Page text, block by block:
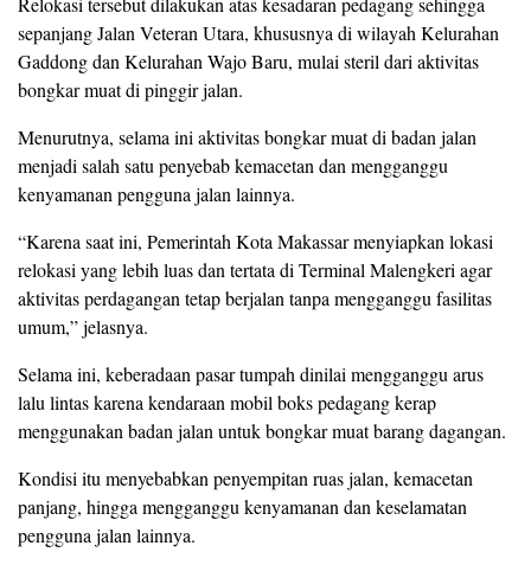
sepanjang Jalan Veteran Utara, khususnya di wilayah Kelurahan
Gaddong dan Kelurahan Wajo Baru, mulai steril dari aktivitas
bongkar muat di pinggir jalan.
Menurutnya, selama ini aktivitas bongkar muat di badan jalan
menjadi salah satu penyebab kemacetan dan mengganggu
kenyamanan pengguna jalan lainnya.
“Karena saat ini, Pemerintah Kota Makassar menyiapkan lokasi
relokasi yang lebih luas dan tertata di Terminal Malengkeri agar
aktivitas perdagangan tetap berjalan tanpa mengganggu fasilitas
umum,” jelasnya.
Selama ini, keberadaan pasar tumpah dinilai mengganggu arus
lalu lintas karena kendaraan mobil boks pedagang kerap
menggunakan badan jalan untuk bongkar muat barang dagangan.
Kondisi itu menyebabkan penyempitan ruas jalan, kemacetan
panjang, hingga mengganggu kenyamanan dan keselamatan
pengguna jalan lainnya.